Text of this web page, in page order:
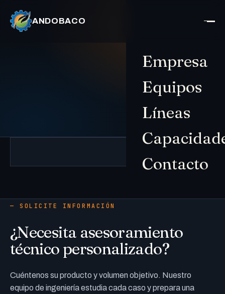
ANDOBACO
Empresa
Equipos
Líneas
Contacto
— SOLICITE INFORMACIÓN
¿Necesita asesoramiento
técnico personalizado?
Cuéntenos su producto y volumen objetivo. Nuestro
equipo de ingeniería estudia cada caso y prepara una